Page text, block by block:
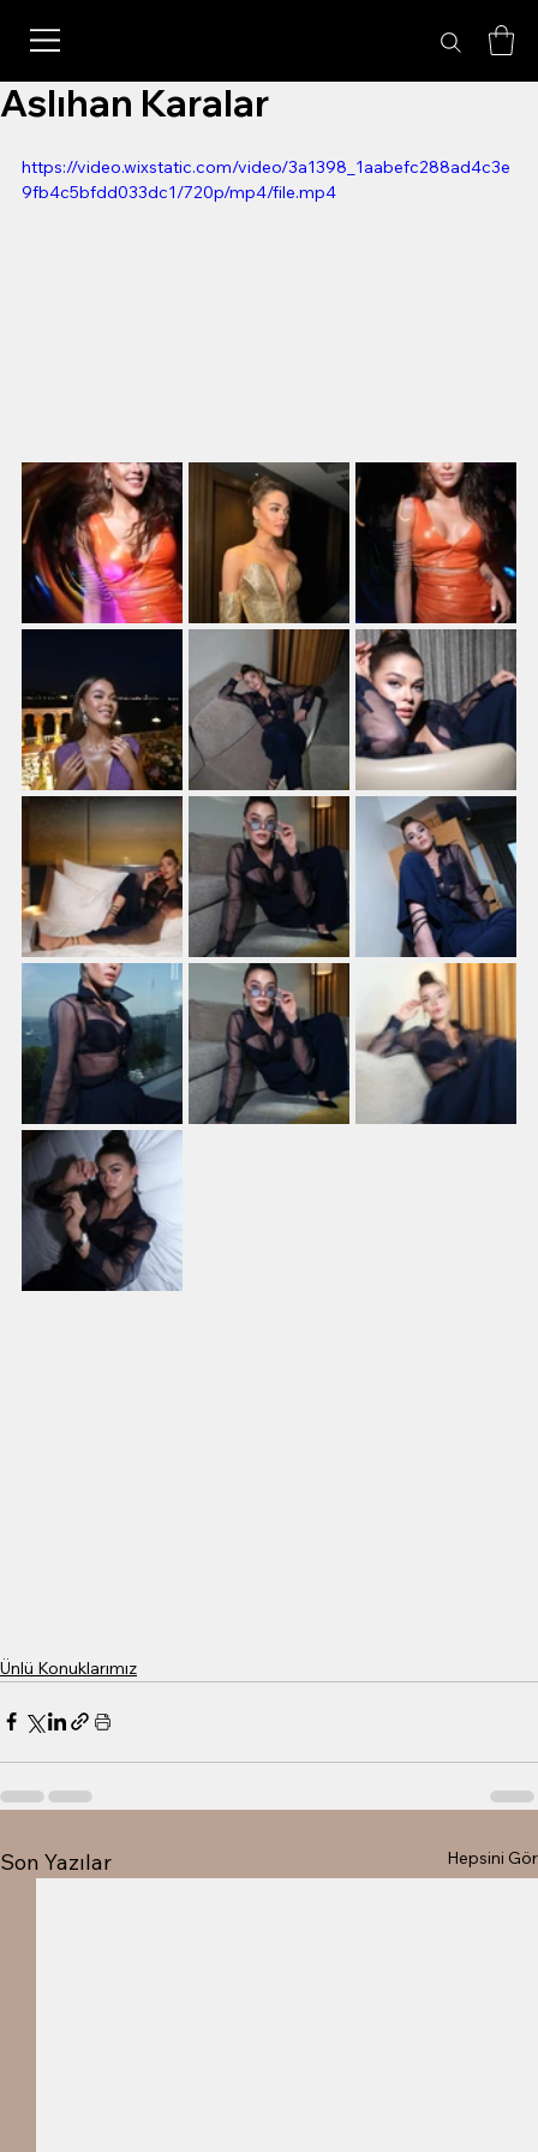
Aslıhan Karalar
https://video.wixstatic.com/video/3a1398_1aabefc288ad4c3e
9fb4c5bfdd033dc1/720p/mp4/file.mp4
Ünlü Konuklarımız
Son Yazılar Hepsini Gör